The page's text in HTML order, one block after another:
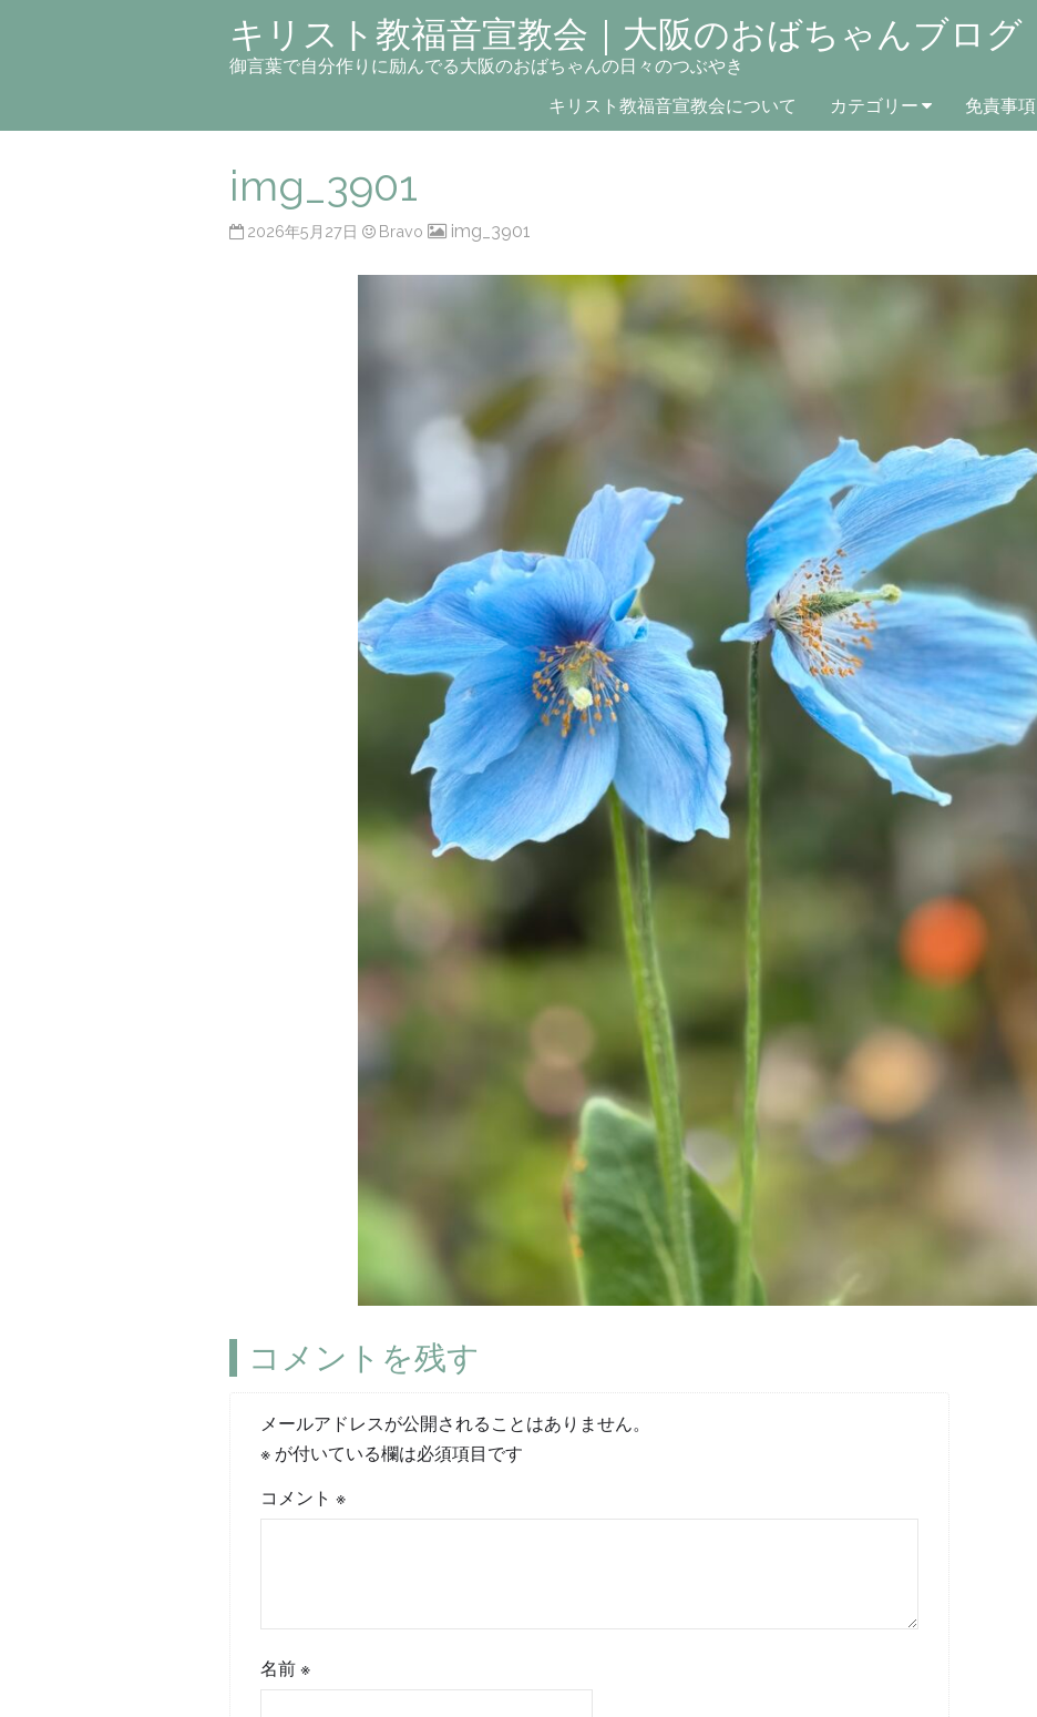
キリスト教福音宣教会｜大阪のおばちゃんブログ
御言葉で自分作りに励んでる大阪のおばちゃんの日々のつぶやき
キリスト教福音宣教会について カテゴリー 免責事項
img_3901
2026年5月27日 Bravo img_3901
コメントを残す
メールアドレスが公開されることはありません。
※ が付いている欄は必須項目です
コメント※
名前※